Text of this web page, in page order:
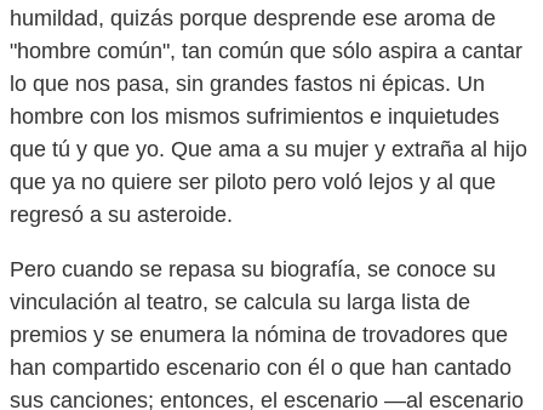
humildad, quizás porque desprende ese aroma de
"hombre común", tan común que sólo aspira a cantar
lo que nos pasa, sin grandes fastos ni épicas. Un
hombre con los mismos sufrimientos e inquietudes
que tú y que yo. Que ama a su mujer y extraña al hijo
que ya no quiere ser piloto pero voló lejos y al que
regresó a su asteroide.
Pero cuando se repasa su biografía, se conoce su
vinculación al teatro, se calcula su larga lista de
premios y se enumera la nómina de trovadores que
han compartido escenario con él o que han cantado
sus canciones; entonces, el escenario —al escenario